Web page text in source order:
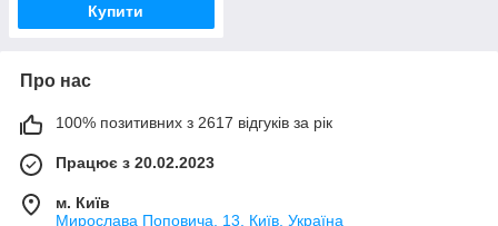
Купити
Про нас
100% позитивних з 2617 відгуків за рік
Працює з 20.02.2023
м. Київ
Мирослава Поповича, 13, Київ, Україна